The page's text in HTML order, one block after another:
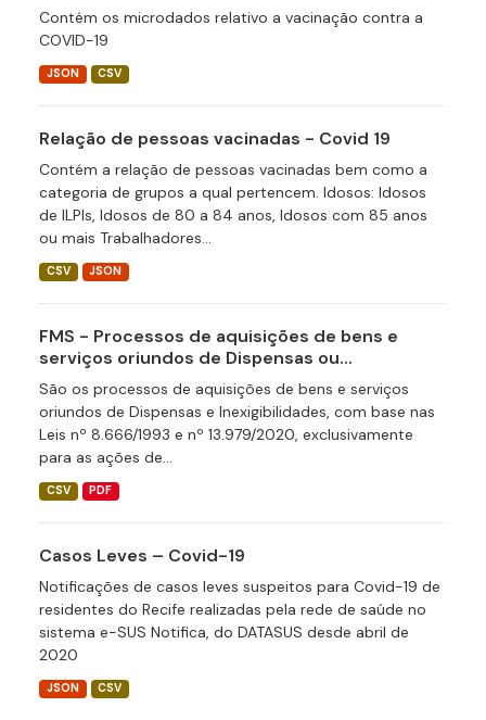
Contém os microdados relativo a vacinação contra a
COVID-19
JSON CSV
Relação de pessoas vacinadas - Covid 19
Contém a relação de pessoas vacinadas bem como a
categoria de grupos a qual pertencem. Idosos: Idosos
de ILPIs, Idosos de 80 a 84 anos, Idosos com 85 anos
ou mais Trabalhadores...
CSV JSON
FMS - Processos de aquisições de bens e
serviços oriundos de Dispensas ou...
São os processos de aquisições de bens e serviços
oriundos de Dispensas e Inexigibilidades, com base nas
Leis nº 8.666/1993 e nº 13.979/2020, exclusivamente
para as ações de...
CSV PDF
Casos Leves – Covid-19
Notificações de casos leves suspeitos para Covid-19 de
residentes do Recife realizadas pela rede de saúde no
sistema e-SUS Notifica, do DATASUS desde abril de
2020
JSON CSV